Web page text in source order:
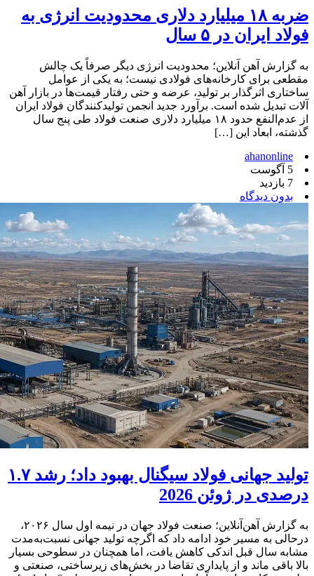
ضربه ۱۸ میلیارد دلاری محدودیت انرژی به
فولاد ایران در ۵ سال
به گزارش آهن آنلاین؛ محدودیت انرژی دیگر صرفاً یک چالش
مقطعی برای کارخانه‌های فولادی نیست؛ به یکی از عوامل
ساختاری اثرگذار بر تولید، عرضه و حتی رفتار قیمت‌ها در بازار آهن
آلات تبدیل شده است. برآورد جدید انجمن تولیدکنندگان فولاد ایران
از عدم‌النفع حدود ۱۸ میلیارد دلاری صنعت فولاد طی پنج سال
گذشته، ابعاد این […]
ahanonline
5 آگوست
7 بازدید
بدون دیدگاه
تولید جهانی فولاد سیگنال بهبود داد؛ رشد ۱.۷
درصدی در ژوئن 2026
به گزارش آهن‌آنلاین؛ صنعت فولاد جهان در نیمه اول سال ۲۰۲۶،
درحالی به مسیر خود ادامه داد که اگرچه تولید جهانی نسبت‌به‌مدت
مشابه سال قبل اندکی کاهش یافت، اما همچنان در سطوحی بسیار
بالا باقی ماند و از پایداری تقاضا در بخش‌های زیرساختی، صنعتی و